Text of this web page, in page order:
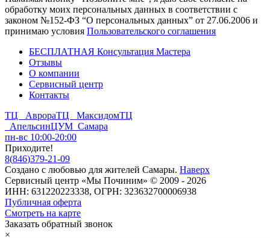
обработку моих персональных данных в соответствии с
законом №152-ФЗ “О персональных данных” от 27.06.2006 и
принимаю условия Пользовательского соглашения
БЕСПЛАТНАЯ Консультация Мастера
Отзывы
О компании
Сервисный центр
Контакты
ТЦ АврораТЦ МаксидомТЦ
АпельсинЦУМ Самара
пн-вс 10:00-20:00
Приходите!
8(846)379-21-09
Создано с любовью для жителей Самары. Наверх
Сервисный центр «Мы Починим» © 2009 - 2026
ИНН: 631220223338, ОГРН: 323632700006938
Публичная оферта
Смотреть на карте
Заказать обратный звонок
×